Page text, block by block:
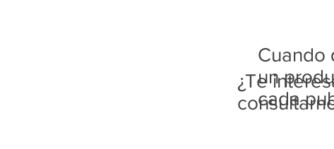
Cuando
un
cada
¿Te